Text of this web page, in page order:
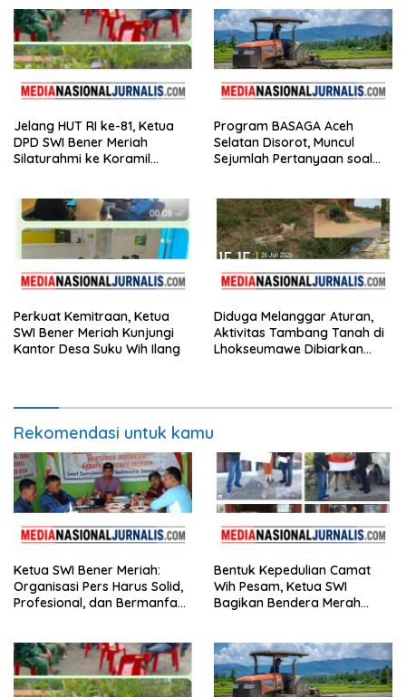
Jelang HUT RI ke-81, Ketua
DPD SWI Bener Meriah
Silaturahmi ke Koramil
Program BASAGA Aceh
Selatan Disorot, Muncul
Sejumlah Pertanyaan soal
Perkuat Kemitraan, Ketua
SWI Bener Meriah Kunjungi
Kantor Desa Suku Wih Ilang
Diduga Melanggar Aturan,
Aktivitas Tambang Tanah di
Lhokseumawe Dibiarkan
Rekomendasi untuk kamu
Ketua SWI Bener Meriah:
Organisasi Pers Harus Solid,
Profesional, dan Bermanfaat
Bentuk Kepedulian Camat
Wih Pesam, Ketua SWI
Bagikan Bendera Merah